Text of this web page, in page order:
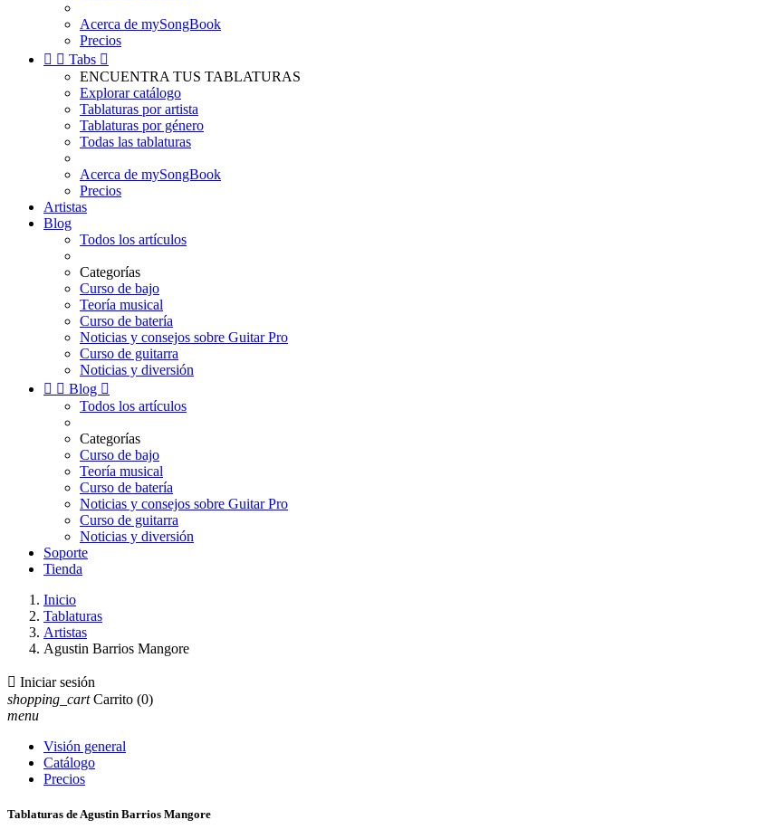
Acerca de mySongBook
Precios
  Tabs 
ENCUENTRA TUS TABLATURAS
Explorar catálogo
Tablaturas por artista
Tablaturas por género
Todas las tablaturas
Acerca de mySongBook
Precios
Artistas
Blog
Todos los artículos
Categorías
Curso de bajo
Teoría musical
Curso de batería
Noticias y consejos sobre Guitar Pro
Curso de guitarra
Noticias y diversión
  Blog 
Todos los artículos
Categorías
Curso de bajo
Teoría musical
Curso de batería
Noticias y consejos sobre Guitar Pro
Curso de guitarra
Noticias y diversión
Soporte
Tienda
Inicio
Tablaturas
Artistas
Agustin Barrios Mangore
 Iniciar sesión
shopping_cart Carrito (0)
menu
Visión general
Catálogo
Precios
Tablaturas de Agustin Barrios Mangore